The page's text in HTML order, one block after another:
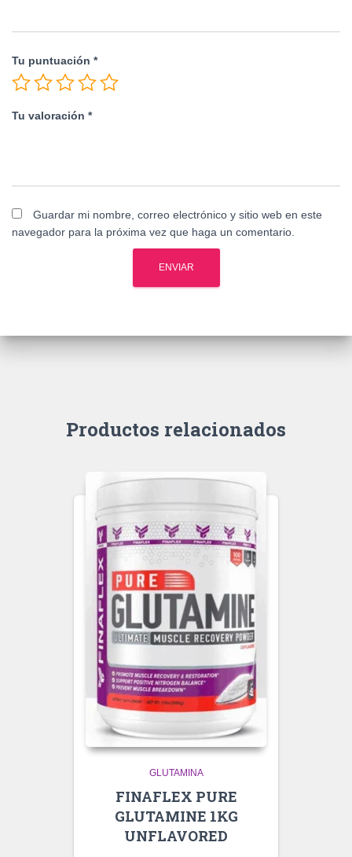
Tu puntuación *
Tu valoración *
Guardar mi nombre, correo electrónico y sitio web en este
navegador para la próxima vez que haga un comentario.
Productos relacionados
GLUTAMINA
FINAFLEX PURE
GLUTAMINE 1KG
UNFLAVORED